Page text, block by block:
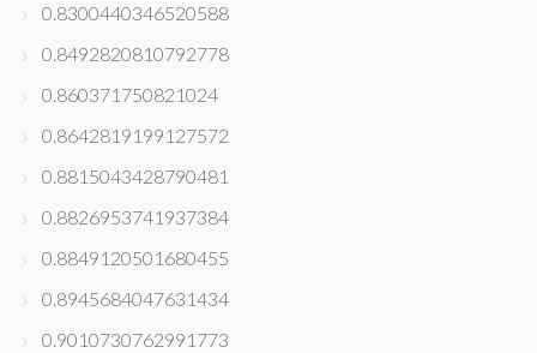
0.8300440346520588
0.8492820810792778
0.860371750821024
0.8642819199127572
0.8815043428790481
0.8826953741937384
0.8849120501680455
0.8945684047631434
0.9010730762991773